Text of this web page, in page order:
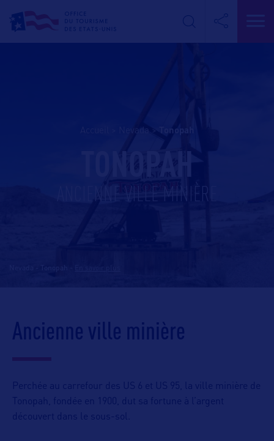
Nevada tonopah
TONOPAH
ANCIENNE VILLE MINIÈRE
Ancienne ville minière
Perchée au carrefour des US 6 et US 95, la ville minière de
Tonopah, fondée en 1900, dut sa fortune à l’argent
découvert dans le sous-sol.